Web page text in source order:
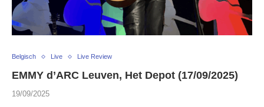
Belgisch Live Live Review
EMMY d’ARC Leuven, Het Depot (17/09/2025)
19/09/2025